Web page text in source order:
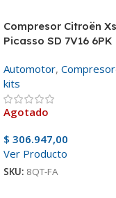
Compresor Citroën
Picasso SD 7V16 6PK
Automotor,
kits
Agotado
$ 306.947,00
Ver Producto
SKU: 8QT-FA